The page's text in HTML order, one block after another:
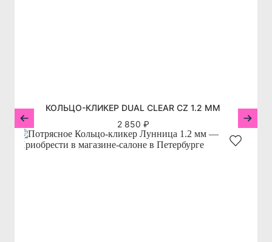
КОЛЬЦО-КЛИКЕР DUAL CLEAR CZ 1.2 ММ
2 850 ₽